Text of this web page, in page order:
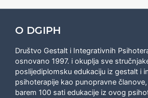
O DGIPH
Društvo Gestalt i Integrativnih
osnovano 1997. i okuplja sve
poslijediplomsku edukaciju iz gestalt i
psihoterapije kao punopravne
barem 100 sati edukacije iz ovog